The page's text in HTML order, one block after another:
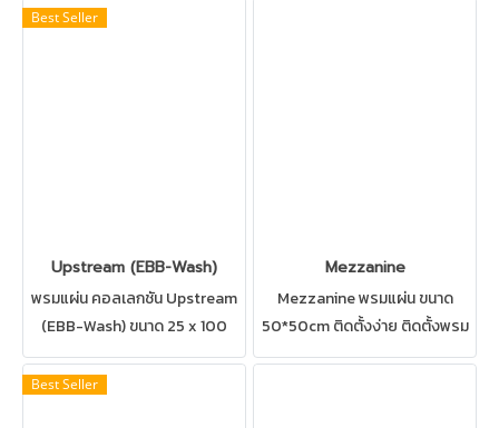
ประชุม ทางเดิน ทำความสะอาด
Best Seller
Upstream (EBB-Wash)
พรมแผ่น คอลเลกชัน Upstream
(EBB-Wash) ขนาด 25 x 100
cm. พรมแผ่นที่มาครบสองดีไซน์
ปูผสมผสานกันได้อย่างลงตัว
Mezzanine
Mezzanine พรมแผ่น ขนาด
50*50cm ติดตั้งง่าย ติดตั้งพรม
ได้ทั้งสำนักงาน,ห้องทำงาน,ห้อง
Best Seller